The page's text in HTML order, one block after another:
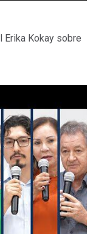
Erika Kokay sobre